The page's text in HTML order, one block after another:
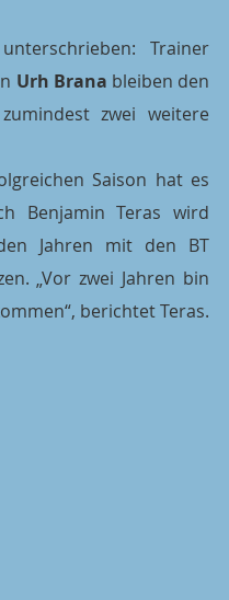
Urh Brana
zumindest zwei weitere
Saison hat es
Benjamin Teras wird
Jahren mit den BT
„Vor zwei Jahren bin
berichtet Teras.